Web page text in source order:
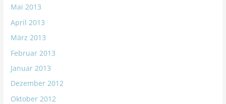
Mai 2013
April 2013
März 2013
Februar 2013
Januar 2013
Dezember 2012
Oktober 2012